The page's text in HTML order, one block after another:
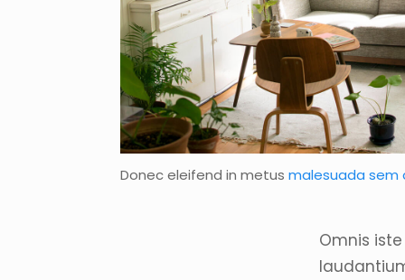
Donec eleifend in metus malesuada sem
Omnis